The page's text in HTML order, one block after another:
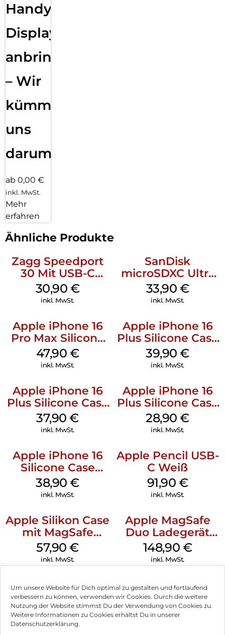
Um unsere Website für Dich optimal zu gestalten und fortlaufend
verbessern zu können, verwenden wir Cookies. Durch die weitere
Nutzung der Website stimmst Du der Verwendung von Cookies zu.
Weitere Informationen zu Cookies erhältst Du in unserer
Datenschutzerklärung.
Handy
Displayfolie
anbringen
– Wir
kümmern
uns
darum!
ab 0,00 €
inkl. MwSt.
Mehr
erfahren
Ähnliche Produkte
Zagg Speedport
30 Mit USB-C
Kabel Weiß
30,90 €
inkl. MwSt.
SanDisk
microSDXC Ultra
128 GB + Adapter
Mobile
33,90 €
inkl. MwSt.
Apple iPhone 16
Pro Max Silicone
Case MagSafe
Black
47,90 €
inkl. MwSt.
Apple iPhone 16
Plus Silicone Case
MagSafe Plum
39,90€
inkl. MwSt.
Apple iPhone 16
Plus Silicone Case
MagSafe Lake
Green
37,90€
inkl. MwSt.
Apple iPhone 16
Plus Silicone Case
MagSafe Black
28,90€
inkl. MwSt.
Apple iPhone 16
Silicone Case
MagSafe
Ultramarine
38,90€
inkl. MwSt.
Apple Pencil USB-
C Weiß
91,90 €
inkl. MwSt.
Apple Silikon Case
mit MagSafe
iPhone 14 Pro
(PRODUCT)RED
57,90€
inkl. MwSt.
Apple MagSafe
Duo Ladegerät
Weiß
148,90 €
inkl. MwSt.
Impressum